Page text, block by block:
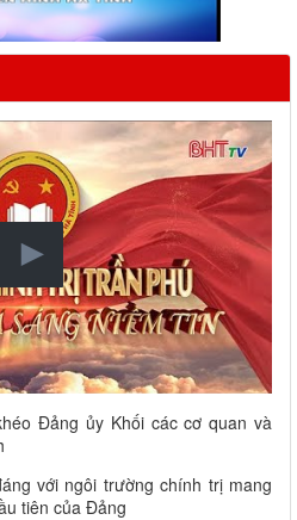
Đảng ủy Khối các cơ quan và
với ngôi trường chính trị mang
tiên của Đảng